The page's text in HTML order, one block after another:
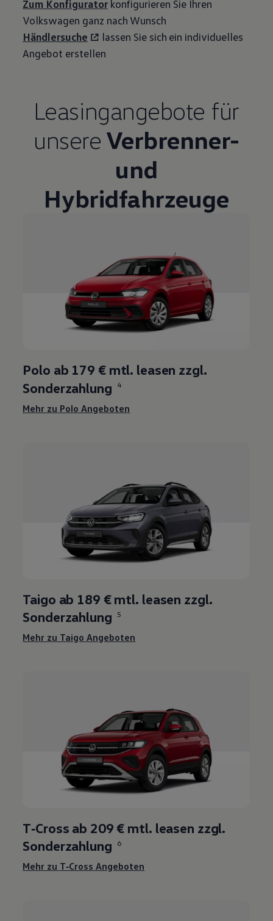
Zum Konfiguratorkonfigurieren Sie Ihren
Volkswagen ganz nach Wunsch
Händlersuche
lassen Sie sich ein individuelles
Angebot erstellen
Leasingangebote für
unsere Verbrenner-
und
Hybridfahrzeuge
Polo ab 179 €mtl. leasen zzgl.
Sonderzahlung
4
Mehr zu Polo Angeboten
Taigo ab 189 € mtl. leasen zzgl.
Sonderzahlung
5
Mehr zu Taigo Angeboten
T‑Cross ab 209 € mtl. leasen zzgl.
Sonderzahlung
6
Mehr zu T‑Cross Angeboten